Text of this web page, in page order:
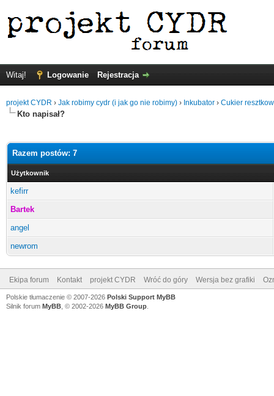
Witaj! Logowanie Rejestracja
projekt CYDR › Jak robimy cydr (i jak go nie robimy) › Inkubator › Cukier
Kto napisał?
Razem postów: 7
Użytkownik
kefirr
Bartek
angel
newrom
Ekipa forum Kontakt projekt CYDR Wróć do góry Wersja bez grafiki
Polskie tłumaczenie © 2007-2026 Polski Support MyBB
Silnik forum MyBB , © 2002-2026 MyBB Group